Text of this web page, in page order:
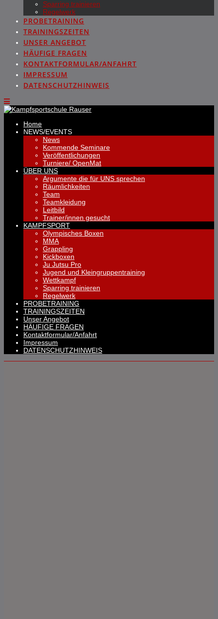
Sparring trainieren
Regelwerk
PROBETRAINING
TRAININGSZEITEN
UNSER ANGEBOT
HÄUFIGE FRAGEN
KONTAKTFORMULAR/ANFAHRT
IMPRESSUM
DATENSCHUTZHINWEIS
Home
NEWS/EVENTS
News
Kommende Seminare
Veröffentlichungen
Turniere/ OpenMat
ÜBER UNS
Argumente die für UNS sprechen
Räumlichkeiten
Team
Teamkleidung
Leitbild
Trainer/innen gesucht
KAMPFSPORT
Olympisches Boxen
MMA
Grappling
Kickboxen
Ju Jutsu Pro
Jugend und Kleingruppentraining
Wettkampf
Sparring trainieren
Regelwerk
PROBETRAINING
TRAININGSZEITEN
Unser Angebot
HÄUFIGE FRAGEN
Kontaktformular/Anfahrt
Impressum
DATENSCHUTZHINWEIS